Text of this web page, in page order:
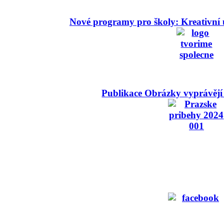
Nové programy pro školy: Kreativní
Publikace Obrázky